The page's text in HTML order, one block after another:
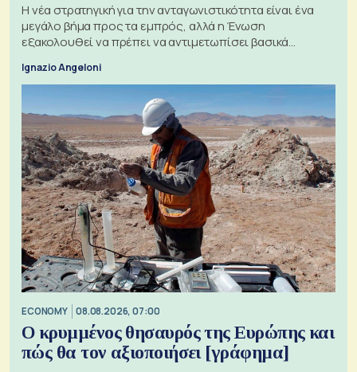
Η νέα στρατηγική για την ανταγωνιστικότητα είναι ένα
μεγάλο βήμα προς τα εμπρός, αλλά η Ένωση
εξακολουθεί να πρέπει να αντιμετωπίσει βασικά
Ignazio Angeloni
ECONOMY 08.08.2026, 07:00
Ο κρυμμένος θησαυρός της Ευρώπης και
πώς θα τον αξιοποιήσει [γράφημα]